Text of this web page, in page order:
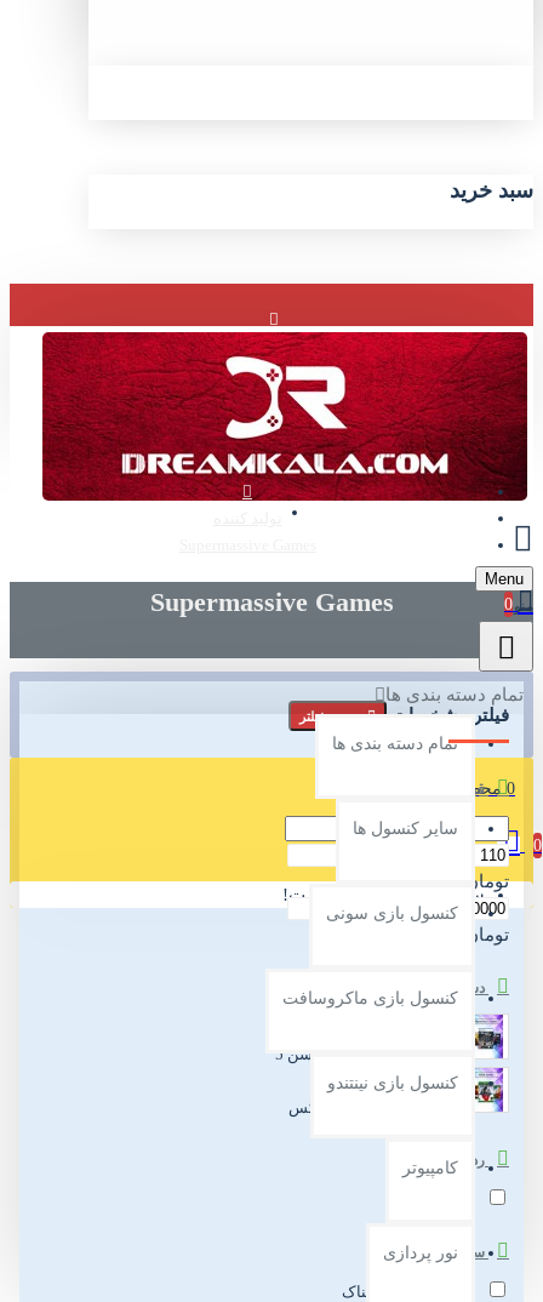
سبد خرید
ورود
عضویت
تماس با ما
Menu
0
تمام دسته بندی ها
تمام دسته بندی ها
سایر کنسول ها
کنسول بازی سونی
کنسول بازی ماکروسافت
کنسول بازی نینتندو
کامپیوتر
نور پردازی
0 محصول - 0 تومان
0
سبد خرید شما خالی است!
Supermassive Games
فیلتر مشخصات ریست فیلتر
قیمت
تومان
تومان
دسته بندی
بازی اورجینال پلی استیشن 5
بازی اورجینال ایکس باکس
رده سنی
سبک بازی
ترسناک